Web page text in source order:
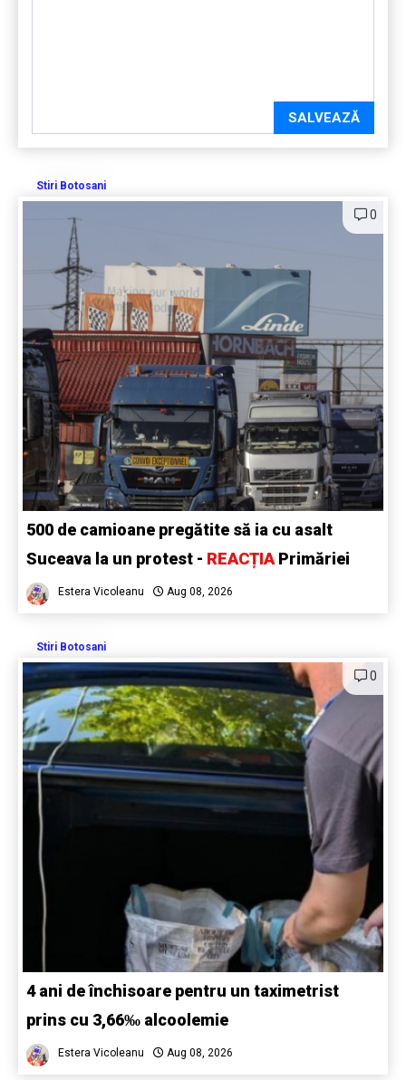
SALVEAZĂ
Stiri Botosani
0
500 de camioane pregătite să ia cu asalt
Suceava la un protest - REACȚIAPrimăriei
Estera Vicoleanu Aug 08, 2026
Stiri Botosani
0
4 ani de închisoare pentru un taximetrist
prins cu 3,66‰ alcoolemie
Estera Vicoleanu Aug 08, 2026